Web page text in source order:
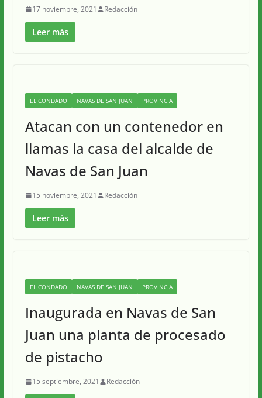
17 noviembre, 2021 Redacción
Leer más
EL CONDADO NAVAS DE SAN JUAN PROVINCIA
Atacan con un contenedor en
llamas la casa del alcalde de
Navas de San Juan
15 noviembre, 2021 Redacción
Leer más
EL CONDADO NAVAS DE SAN JUAN PROVINCIA
Inaugurada en Navas de San
Juan una planta de procesado
de pistacho
15 septiembre, 2021 Redacción